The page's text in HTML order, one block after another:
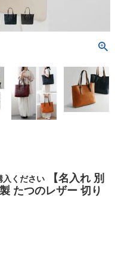
入ください
【名入れ 別
たつのレザー 切り